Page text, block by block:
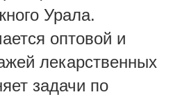
Урала.
оптовой и
лекарственных
задачи по